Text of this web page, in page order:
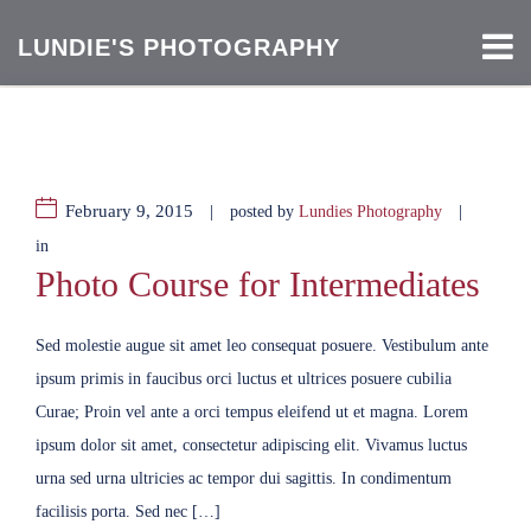
LUNDIE'S PHOTOGRAPHY
February 9, 2015 | posted by Lundies Photography |
in
Photo Course for Intermediates
Sed molestie augue sit amet leo consequat posuere. Vestibulum ante
ipsum primis in faucibus orci luctus et ultrices posuere cubilia
Curae; Proin vel ante a orci tempus eleifend ut et magna. Lorem
ipsum dolor sit amet, consectetur adipiscing elit. Vivamus luctus
urna sed urna ultricies ac tempor dui sagittis. In condimentum
facilisis porta. Sed nec […]